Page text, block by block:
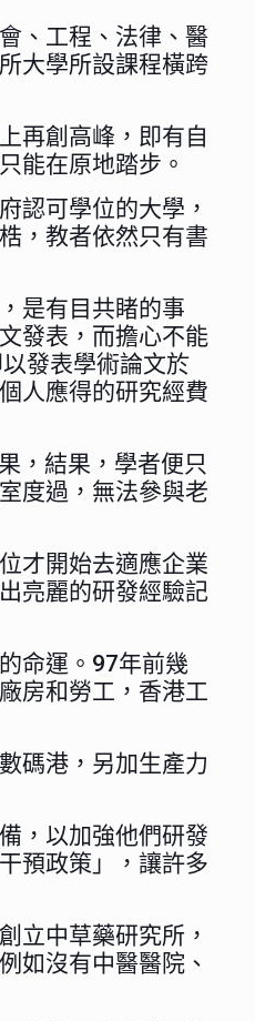
、工程、法律、醫
大學所設課程橫跨
再創高峰，即有自
能在原地踏步。
認可學位的大學，
，教者依然只有書
是有目共睹的事
發表，而擔心不能
發表學術論文於
人應得的研究經費
，結果，學者便只
度過，無法參與老
才開始去適應企業
亮麗的研發經驗記
命運。97年前幾
房和勞工，香港工
碼港，另加生產力
，以加強他們研發
預政策」，讓許多
立中草藥研究所，
如沒有中醫醫院、